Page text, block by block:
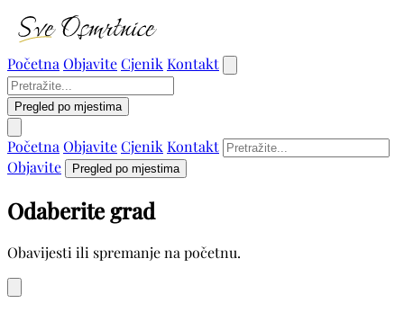
Početna ObjaviteCjenik Kontakt
Pregled po mjestima
Početna ObjaviteCjenik Kontakt
Objavite
Pregled po mjestima
Odaberite grad
Obavijesti ili spremanje na početnu.